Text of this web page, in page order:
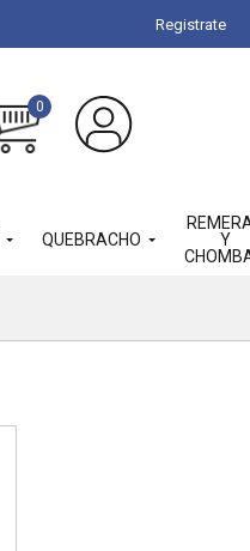
Registrate
0
QUEBRACHO
Y